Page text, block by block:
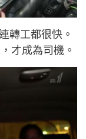
轉工都很快。
才成為司機。